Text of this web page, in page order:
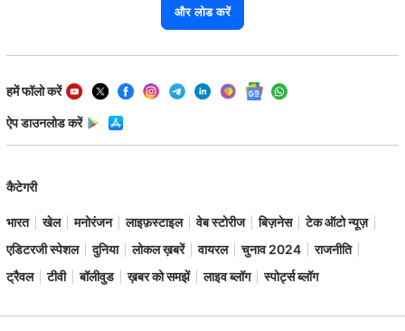
और लोड करें
हमें फॉलो करें
ऐप डाउनलोड करें
कैटेगरी
भारत खेल मनोरंजन लाइफ़स्टाइल वेब स्टोरीज बिज़नेस
टेक ऑटो न्यूज़
एडिटरजी स्पेशल
दुनिया लोकल ख़बरें वायरल चुनाव 2024
राजनीति
ट्रैवल
टीवी बॉलीवुड ख़बर को समझें लाइव ब्लॉग स्पोर्ट्स ब्लॉग